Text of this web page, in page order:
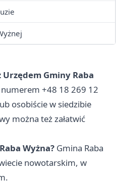
Gminy Raba
+48 18 269 12
osobiście w siedzibie
można też załatwić
Wyżna? Gmina Raba
nowotarskim, w